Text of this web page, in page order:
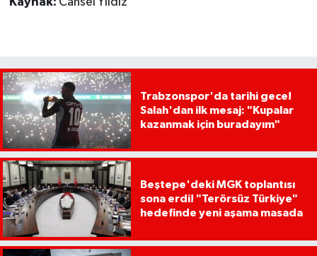
Trabzonspor'da tarihi gece!
Salah'dan ilk mesaj: "Kupalar
kazanmak için buradayım"
Beştepe'deki MGK toplantısı
sona erdi! "Terörsüz Türkiye"
hedefinde yeni aşama masada